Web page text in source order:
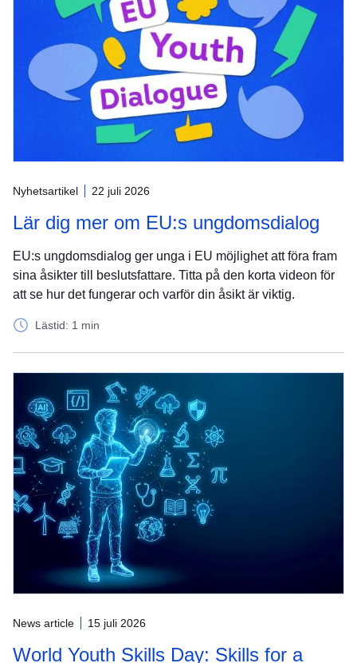
Nyhetsartikel 22 juli 2026
Lär dig mer om EU:s ungdomsdialog
EU:s ungdomsdialog ger unga i EU möjlighet att föra fram
sina åsikter till beslutsfattare. Titta på den korta videon för
att se hur det fungerar och varför din åsikt är viktig.
Lästid: 1 min
News article 15 juli 2026
World Youth Skills Day: Skills for a